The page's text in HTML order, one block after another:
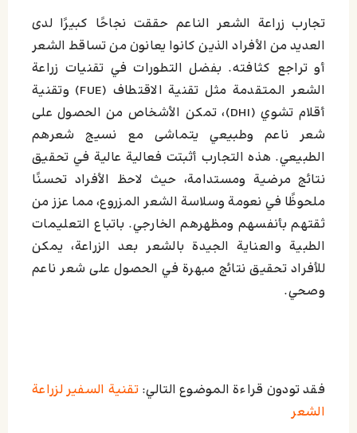
تجارب زراعة الشعر الناعم حققت نجاحًا كبيرًا لدى
العديد من الأفراد الذين كانوا يعانون من تساقط الشعر
أو تراجع كثافته. بفضل التطورات في تقنيات زراعة
الشعر المتقدمة مثل تقنية الاقتطاف (FUE) وتقنية
أقلام تشوي (DHI)، تمكن الأشخاص من الحصول على
شعر ناعم وطبيعي يتماشى مع نسيج شعرهم
الطبيعي. هذه التجارب أثبتت فعالية عالية في تحقيق
نتائج مرضية ومستدامة، حيث لاحظ الأفراد تحسنًا
ملحوظًا في نعومة وسلاسة الشعر المزروع، مما عزز من
ثقتهم بأنفسهم ومظهرهم الخارجي. باتباع التعليمات
الطبية والعناية الجيدة بالشعر بعد الزراعة، يمكن
للأفراد تحقيق نتائج مبهرة في الحصول على شعر ناعم
وصحي.
فقد تودون قراءة الموضوع التالي: تقنية السفير لزراعة
الشعر